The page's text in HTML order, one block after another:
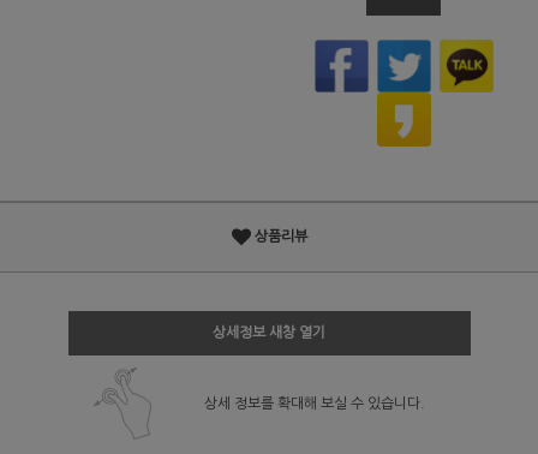
상품리뷰
상세정보 새창 열기
상세 정보를 확대해 보실 수 있습니다.